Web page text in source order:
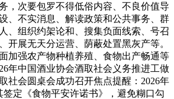
，次要包罗不得低俗内容、不良价值导
、不实消息、解读政策和公共事务、群
、组织约架论和、搜集负面线索、号召
开展无天分运营、荫蔽处置黑灰产等。
加强农产物种植养殖、食物出产畅通等
年中国酒业协会酒取社会义务推进工做
社会圆桌会成功召开焦点提醒：2026年
签定《食物平安许诺书》，避免糊口勾